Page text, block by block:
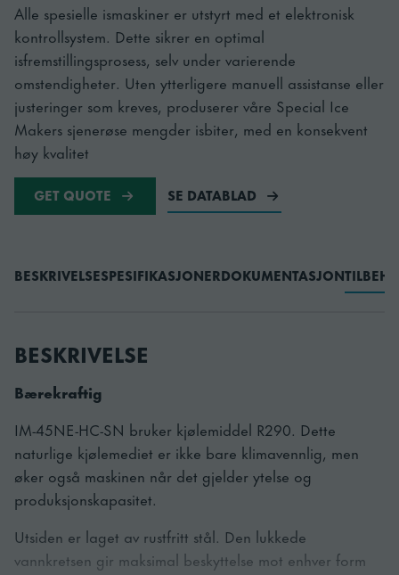
Alle spesielle ismaskiner er utstyrt med et elektronisk
kontrollsystem. Dette sikrer en optimal
isfremstillingsprosess, selv under varierende
omstendigheter. Uten ytterligere manuell assistanse eller
justeringer som kreves, produserer våre Special Ice
Makers sjenerøse mengder isbiter, med en konsekvent
høy kvalitet
GET QUOTE SE DATABLAD
BESKRIVELSESPESIFIKASJONERDOKUMENTASJON
BESKRIVELSE
Bærekraftig
IM-45NE-HC-SN bruker kjølemiddel R290. Dette
naturlige kjølemediet er ikke bare klimavennlig, men
øker også maskinen når det gjelder ytelse og
produksjonskapasitet.
Utsiden er laget av rustfritt stål. Den lukkede
vannkretsen gir maksimal beskyttelse mot enhver form